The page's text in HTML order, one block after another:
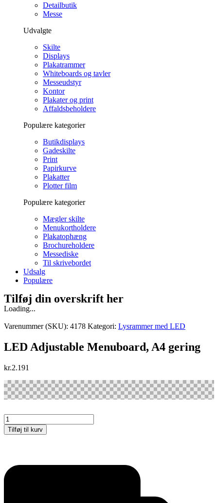
Detailbutik
Messe
Udvalgte
Skilte
Displays
Plakatrammer
Whiteboards og tavler
Messeudstyr
Kontor
Plakater og print
Affaldsbeholdere
Populære kategorier
Butikdisplays
Gadeskilte
Print
Papirkurve
Plakatter
Plotter film
Populære kategorier
Mægler skilte
Menukortholdere
Plakatophæng
Brochureholdere
Messediske
Til skrivebordet
Udsalg
Populære
Tilføj din overskrift her
Loading...
Varenummer (SKU): 4178 Kategori: Lysrammer med LED
LED Adjustable Menuboard, A4 gering
kr.2.191
LED
Adjustable
Menuboard,
Tilføj til kurv